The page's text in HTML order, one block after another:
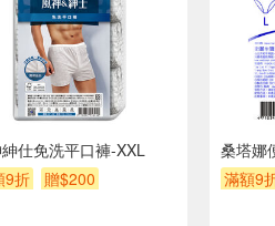
仕免洗平口褲-XXL
9折
贈$200
桑塔娜
滿額9